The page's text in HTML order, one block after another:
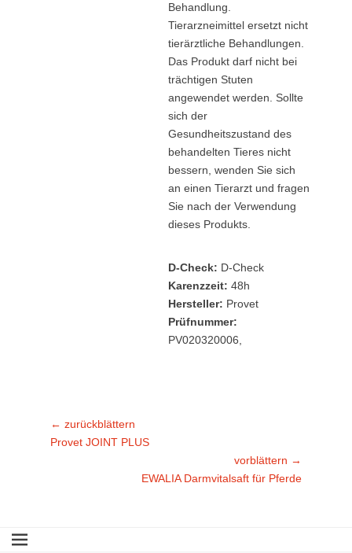
Behandlung.
Tierarzneimittel ersetzt nicht
tierärztliche Behandlungen.
Das Produkt darf nicht bei
trächtigen Stuten
angewendet werden. Sollte
sich der
Gesundheitszustand des
behandelten Tieres nicht
bessern, wenden Sie sich
an einen Tierarzt und fragen
Sie nach der Verwendung
dieses Produkts.
D-Check: D-Check
Karenzzeit: 48h
Hersteller: Provet
Prüfnummer:
PV020320006,
Beitragsnavigation
← zurückblättern
Vorheriger
Provet JOINT PLUS
vorblättern →
EWALIA Darmvitalsaft für Pferde